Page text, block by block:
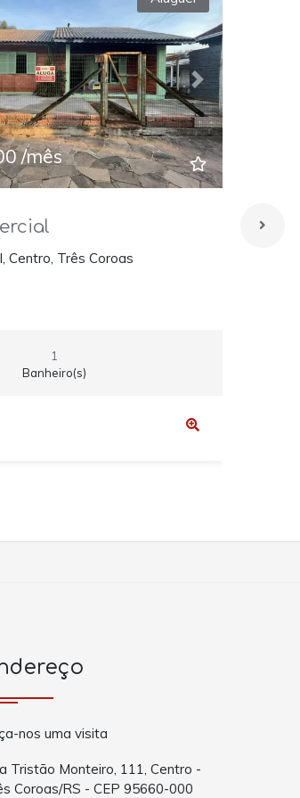
Next
/mês
Centro, Três Coroas
1
Banheiro(s)
nos uma visita
Tristão Monteiro, 111, Centro -
Coroas/RS - CEP 95660-000